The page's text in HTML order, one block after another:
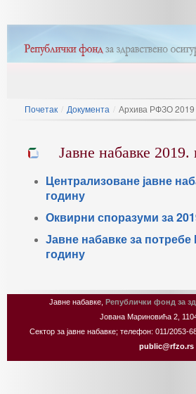
Почетак / Документа / Архива РФЗО 2019
Јавне набавке 2019.
Централизоване јавне
годину
Оквирни споразуми за
Јавне набавке за
годину
Јавне набавке, Републички фонд за
Јована Мариновића 2,
Сектор за јавне набавке; телефон: 011/2053-
public@rfzo.rs